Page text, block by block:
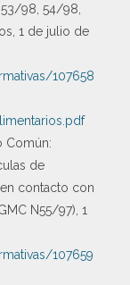
98, 54/98,
1 de julio de
107658
Común:
de
contacto con
N55/97), 1
107659